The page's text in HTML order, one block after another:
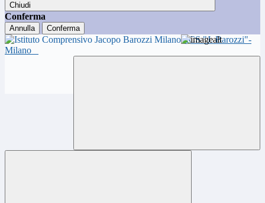
Chiudi
Conferma
Annulla Conferma
ICS "J. Barozzi"-
Milano